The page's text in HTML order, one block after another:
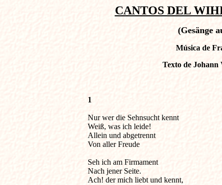
CANTOS DEL
(Gesänge
Música de
Texto de Johann
1
Nur wer die
Weiß, was ich leide!
Allein und abgetrennt
Von aller Freude
Seh ich am Firmament
Nach jener Seite.
Ach! der mich liebt und kennt,